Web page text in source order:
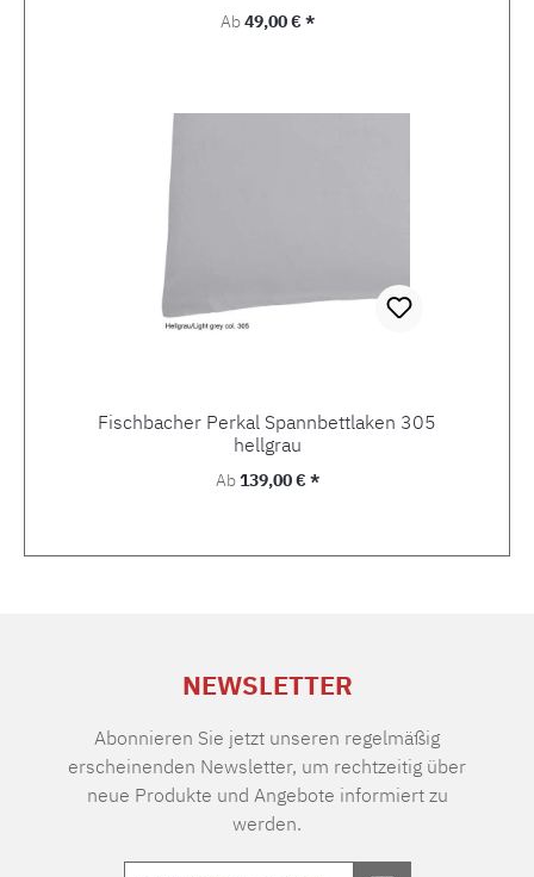
Regulärer Preis:
Ab49,00 € *
Fischbacher Perkal Spannbettlaken 305
hellgrau
Regulärer Preis:
Ab139,00 € *
NEWSLETTER
Abonnieren Sie jetzt unseren regelmäßig
erscheinenden Newsletter, um rechtzeitig über
neue Produkte und Angebote informiert zu
werden.